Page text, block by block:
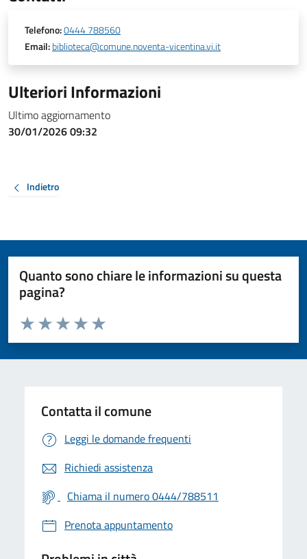
Telefono:0444 788560
Email:biblioteca@comune.noventa-vicentina.vi.it
Ulteriori Informazioni
Ultimo aggiornamento
30/01/2026 09:32
Indietro
Quanto sono chiare le informazioni su questa
pagina?
Valuta da 1 a 5 stelle la pagina
Valuta 5 stelle su 5
Valuta 4 stelle su 5
Valuta 3 stelle su 5
Valuta 2 stelle su 5
Valuta 1 stelle su 5
Contatta il comune
Leggi le domande frequenti
Richiedi assistenza
Chiama il numero 0444/788511
Prenota appuntamento